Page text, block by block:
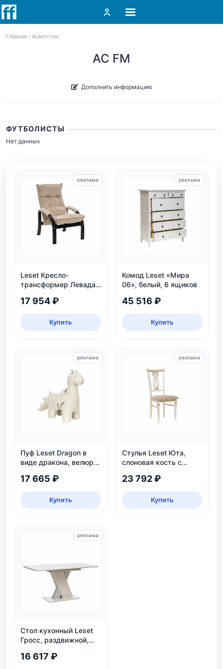
Главная Агентство
AC FM
Дополнить информацию
ФУТБОЛИСТЫ
Нет данных
Leset Кресло-
трансформер Левада,
17 954 ₽
Купить
реклама
Комод Leset «Мира
06», белый, 6 ящиков
45 516 ₽
Купить
реклама
Пуф Leset Dragon в
виде дракона, велюр
детской
17 665 ₽
Купить
реклама
Стулья Leset Юта,
слоновая кость с
23 792 ₽
Купить
реклама
Стол кухонный Leset
Гросс, раздвижной,
16 617 ₽
реклама